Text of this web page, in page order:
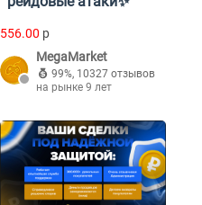
556.00 p
MegaMarket
99%, 10327 отзывов
на рынке 9 лет